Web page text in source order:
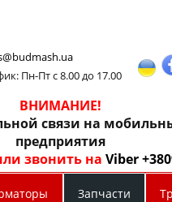
Пн-Пт с 8.00 до 17.00
ВНИМАНИЕ!
связи на
предприятия
звонить наViber
Запчасти